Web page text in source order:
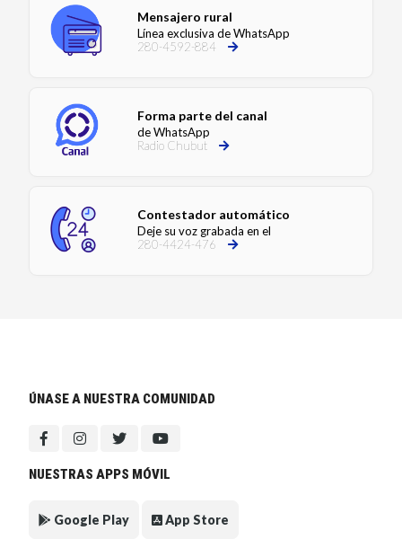
Mensajero rural
Línea exclusiva de WhatsApp
280-4592-884
Forma parte del canal
de WhatsApp
Radio Chubut
Contestador automático
Deje su voz grabada en el
280-4424-476
ÚNASE A NUESTRA COMUNIDAD
NUESTRAS APPS MÓVIL
Google Play App Store